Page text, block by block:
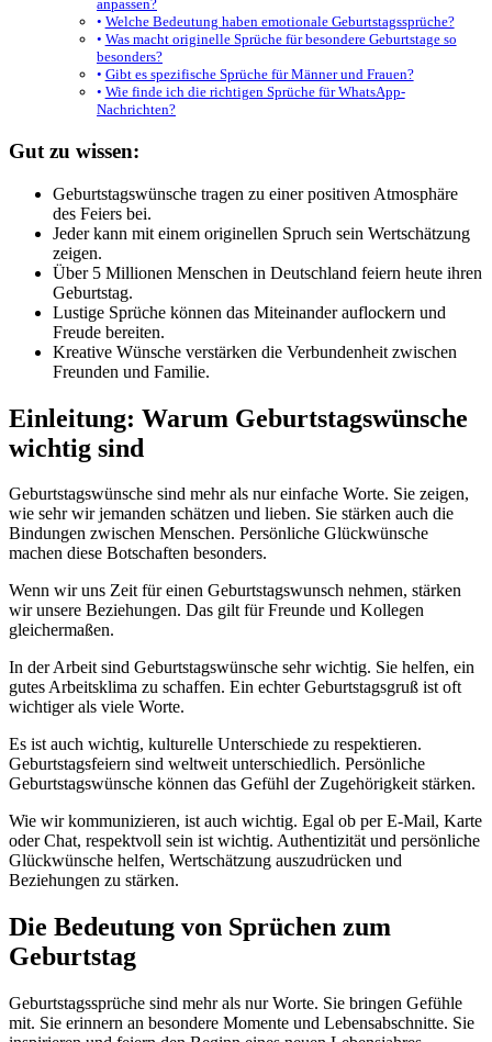
anpassen?
Welche Bedeutung haben emotionale Geburtstagssprüche?
Was macht originelle Sprüche für besondere Geburtstage so
besonders?
Gibt es spezifische Sprüche für Männer und Frauen?
Wie finde ich die richtigen Sprüche für WhatsApp-
Nachrichten?
Gut zu wissen:
Geburtstagswünsche tragen zu einer positiven Atmosphäre
des Feiers bei.
Jeder kann mit einem originellen Spruch sein Wertschätzung
zeigen.
Über 5 Millionen Menschen in Deutschland feiern heute ihren
Geburtstag.
Lustige Sprüche können das Miteinander auflockern und
Freude bereiten.
Kreative Wünsche verstärken die Verbundenheit zwischen
Freunden und Familie.
Einleitung: Warum Geburtstagswünsche
wichtig sind
Geburtstagswünsche sind mehr als nur einfache Worte. Sie zeigen,
wie sehr wir jemanden schätzen und lieben. Sie stärken auch die
Bindungen zwischen Menschen. Persönliche Glückwünsche
machen diese Botschaften besonders.
Wenn wir uns Zeit für einen Geburtstagswunsch nehmen, stärken
wir unsere Beziehungen. Das gilt für Freunde und Kollegen
gleichermaßen.
In der Arbeit sind Geburtstagswünsche sehr wichtig. Sie helfen, ein
gutes Arbeitsklima zu schaffen. Ein echter Geburtstagsgruß ist oft
wichtiger als viele Worte.
Es ist auch wichtig, kulturelle Unterschiede zu respektieren.
Geburtstagsfeiern sind weltweit unterschiedlich. Persönliche
Geburtstagswünsche können das Gefühl der Zugehörigkeit stärken.
Wie wir kommunizieren, ist auch wichtig. Egal ob per E-Mail, Karte
oder Chat, respektvoll sein ist wichtig. Authentizität und persönliche
Glückwünsche helfen, Wertschätzung auszudrücken und
Beziehungen zu stärken.
Die Bedeutung von Sprüchen zum
Geburtstag
Geburtstagssprüche sind mehr als nur Worte. Sie bringen Gefühle
mit. Sie erinnern an besondere Momente und Lebensabschnitte. Sie